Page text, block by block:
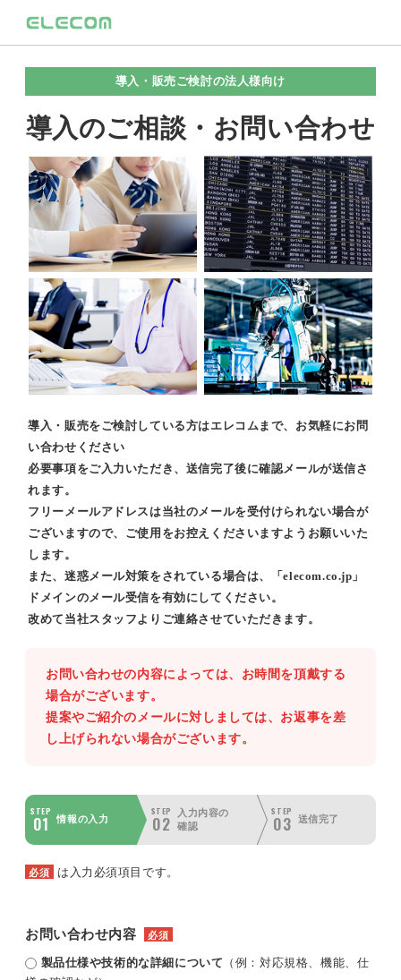
導入・販売ご検討の法人様向け
導入のご相談・お問い合わせ
導入・販売をご検討している方はエレコムまで、お気軽にお問
い合わせください
必要事項をご入力いただき、送信完了後に確認メールが送信さ
れます。
フリーメールアドレスは当社のメールを受付けられない場合が
ございますので、ご使用をお控えくださいますようお願いいた
します。
また、迷惑メール対策をされている場合は、「elecom.co.jp」
ドメインのメール受信を有効にしてください。
改めて当社スタッフよりご連絡させていただきます。
お問い合わせの内容によっては、お時間を頂戴する
場合がございます。
提案やご紹介のメールに対しましては、お返事を差
し上げられない場合がございます。
STEP
01 情報の入力
STEP
02
入力内容の
確認
STEP
03 送信完了
必須 は入力必須項目です。
お問い合わせ内容 必須
製品仕様や技術的な詳細について （例：対応規格、機能、仕